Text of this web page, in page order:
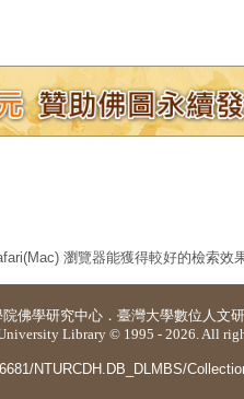
瀏覽器能獲得較好的檢索效
院佛學研究中心 ． 臺灣大學數位人文
Library © 1995 - 2026. All
NTURCDH.DB_DLMBS/